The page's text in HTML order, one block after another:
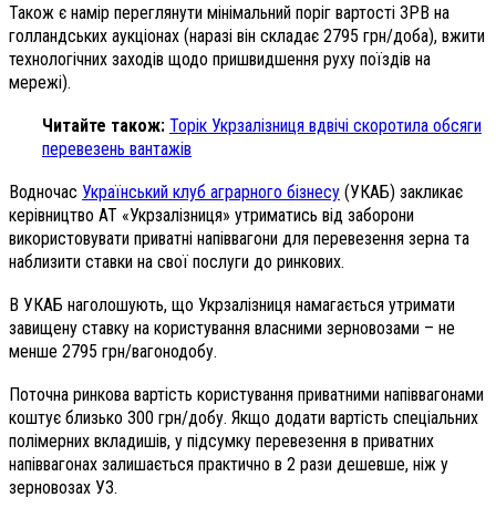
Також є намір переглянути мінімальний поріг вартості ЗРВ на
голландських аукціонах (наразі він складає 2795 грн/доба), вжити
технологічних заходів щодо пришвидшення руху поїздів на
мережі).
Читайте також: Торік Укрзалізниця вдвічі скоротила обсяги
перевезень вантажів
Водночас Український клуб аграрного бізнесу (УКАБ) закликає
керівництво АТ «Укрзалізниця» утриматись від заборони
використовувати приватні напіввагони для перевезення зерна та
наблизити ставки на свої послуги до ринкових.
В УКАБ наголошують, що Укрзалізниця намагається утримати
завищену ставку на користування власними зерновозами – не
менше 2795 грн/вагонодобу.
Поточна ринкова вартість користування приватними напіввагонами
коштує близько 300 грн/добу. Якщо додати вартість спеціальних
полімерних вкладишів, у підсумку перевезення в приватних
напіввагонах залишається практично в 2 рази дешевше, ніж у
зерновозах УЗ.